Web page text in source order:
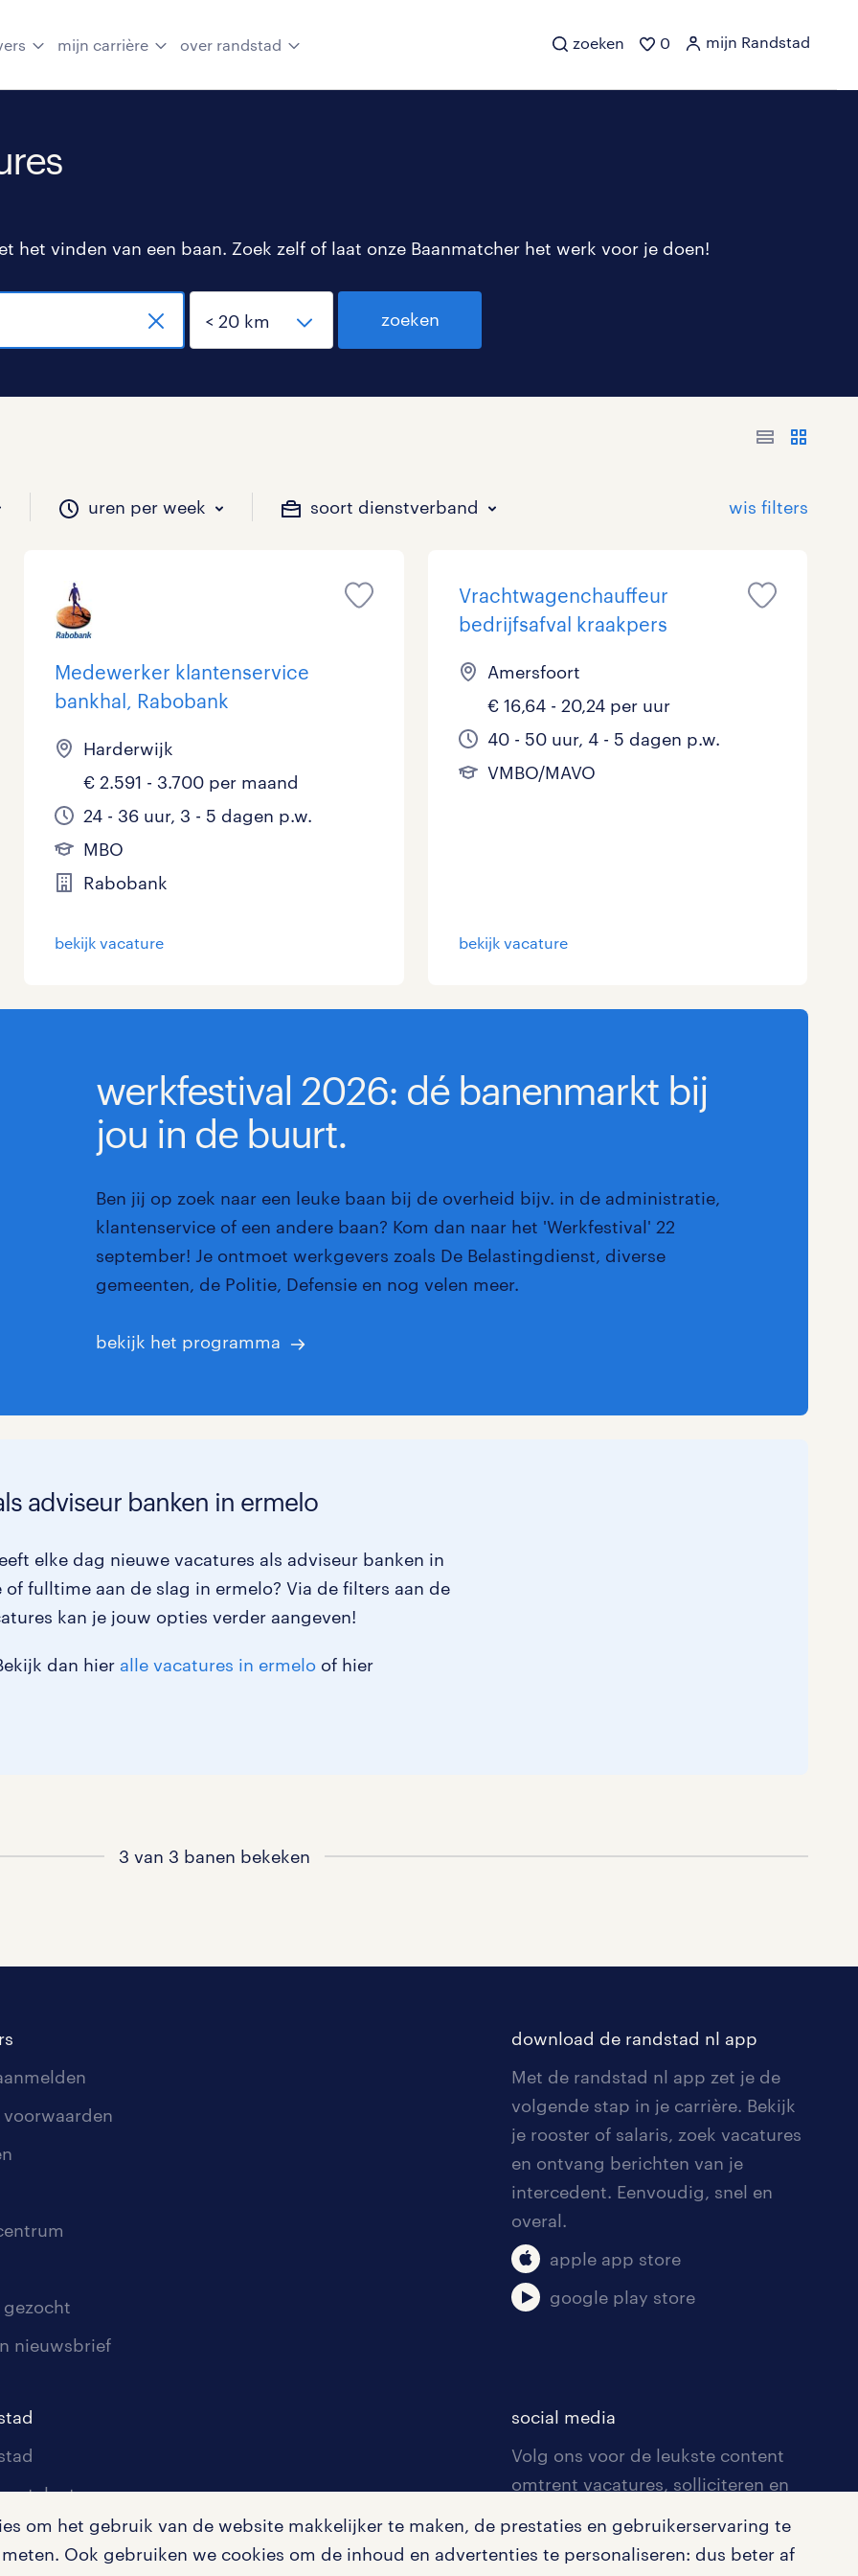
om het gebruik van de website makkelijker te maken, de prestaties en gebruikerservaring te
Ook gebruiken we cookies om de inhoud en advertenties te personaliseren: dus beter af
mijn carrière over randstad zoeken 0 mijn Randstad
het vinden van een baan. Zoek zelf of laat onze Baanmatcher het werk voor je doen!
zoeken
uren per week soort dienstverband
je werken?
Beveiliging 0 0
Chauffeurs 1 Commercieel / Verkoop 0
Financieel 0
Industrieel / Productie
Management / Leidinggevend
Geen 0 HAVO/VWO 0
LBO, MAVO, VMBO MBO
Master 0
WO 0
je werken?
9 - 16 uur 0 17 - 24 uur 2
33 - 36 uur 0 37 - 40+ uur 1
zou jij willen?
Tijdelijk 0 Tijdelijk met uitzicht op vast 3
Medewerker klantenservice
bankhal, Rabobank
Harderwijk
€ 2.591 - 3.700 per maand
24 - 36 uur, 3 - 5 dagen p.w.
MBO
Rabobank
bekijk vacature
Vrachtwagenchauffeur
bedrijfsafval kraakpers
Amersfoort
€ 16,64 - 20,24 per uur
40 - 50 uur, 4 - 5 dagen p.w.
VMBO/MAVO
bekijk vacature
werkfestival 2026: dé banenmarkt bij
jou in de buurt.
Ben jij op zoek naar een leuke baan bij de overheid bijv. in de administratie,
klantenservice of een andere baan? Kom dan naar het 'Werkfestival' 22
september! Je ontmoet werkgevers zoals De Belastingdienst, diverse
gemeenten, de Politie, Defensie en nog velen meer.
bekijk het programma
adviseur banken in ermelo
elke dag nieuwe vacatures als adviseur banken in
fulltime aan de slag in ermelo? Via de filters aan de
kan je jouw opties verder aangeven!
dan hier alle vacatures in ermelo of hier
3 van 3 banen bekeken
gezocht
nieuwsbrief
talent
werkgevers
download de randstad nl app
Met de randstad nl app zet je de
volgende stap in je carrière. Bekijk
je rooster of salaris, zoek vacatures
en ontvang berichten van je
intercedent. Eenvoudig, snel en
overal.
apple app store
google play store
social media
Volg ons voor de leukste content
omtrent vacatures, solliciteren en